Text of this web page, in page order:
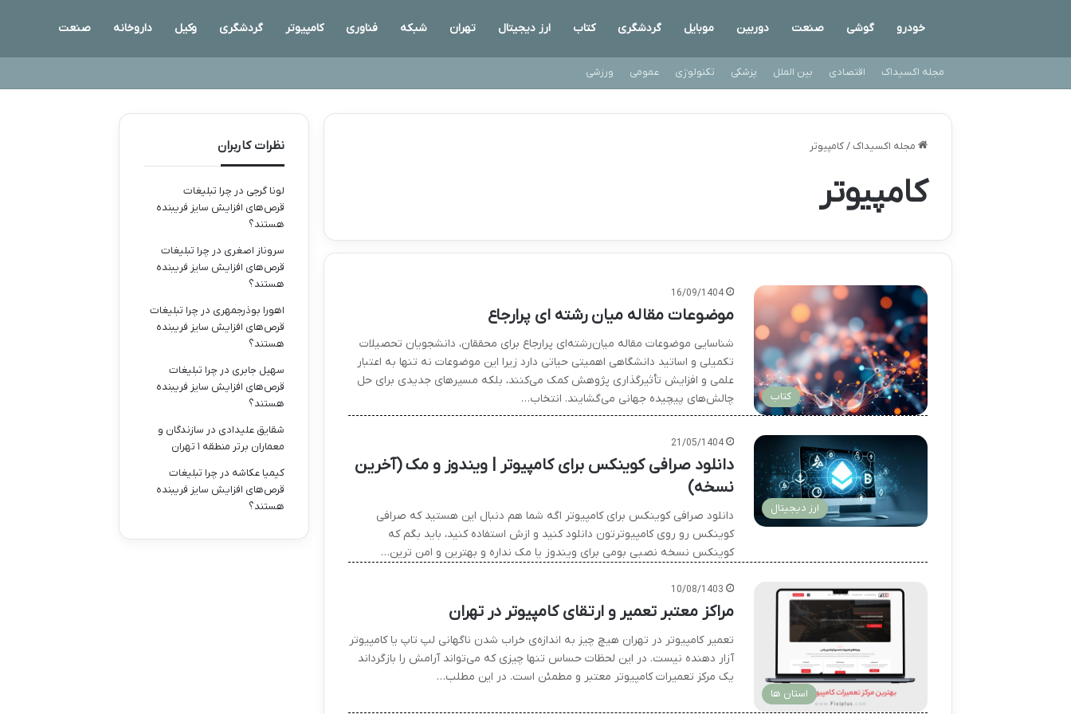
خودرو گوشی صنعت دوربین موبایل گردشگری کتاب ارز دیجیتال تهران شبکه فناوری کامپیوتر گردشگری وکیل داروخانه صنعت
مجله اکسیداک اقتصادی بین الملل پزشکی تکنولوژی عمومی ورزشی
مجله اکسیداک / کامپیوتر
کامپیوتر
کتاب
16/09/1404
موضوعات مقاله میان رشته ای پرارجاع
شناسایی موضوعات مقاله میان‌رشته‌ای پرارجاع برای محققان، دانشجویان تحصیلات
تکمیلی و اساتید دانشگاهی اهمیتی حیاتی دارد زیرا این موضوعات نه تنها به اعتبار
علمی و افزایش تأثیرگذاری پژوهش کمک می‌کنند، بلکه مسیرهای جدیدی برای حل
چالش‌های پیچیده جهانی می‌گشایند. انتخاب…
ارز دیجیتال
21/05/1404
دانلود صرافی کوینکس برای کامپیوتر | ویندوز و مک (آخرین
نسخه)
دانلود صرافی کوینکس برای کامپیوتر اگه شما هم دنبال این هستید که صرافی
کوینکس رو روی کامپیوترتون دانلود کنید و ازش استفاده کنید، باید بگم که
کوینکس نسخه نصبی بومی برای ویندوز یا مک نداره و بهترین و امن ترین…
استان ها
10/08/1403
مراکز معتبر تعمیر و ارتقای کامپیوتر در تهران
تعمیر کامپیوتر در تهران هیچ چیز به اندازه‌ی خراب شدن ناگهانی لپ ‌تاپ یا کامپیوتر
آزار دهنده نیست. در این لحظات حساس تنها چیزی که می‌تواند آرامش را بازگرداند
یک مرکز تعمیرات کامپیوتر معتبر و مطمئن است. در این مطلب…
نظرات کاربران
لونا گرجی در چرا تبلیغات
قرص‌های افزایش سایز فریبنده
هستند؟
سروناز اصغری در چرا تبلیغات
قرص‌های افزایش سایز فریبنده
هستند؟
اهورا بوذرجمهری در چرا تبلیغات
قرص‌های افزایش سایز فریبنده
هستند؟
سهیل جابری در چرا تبلیغات
قرص‌های افزایش سایز فریبنده
هستند؟
شقایق علیدادی در سازندگان و
معماران برتر منطقه ۱ تهران
کیمیا عکاشه در چرا تبلیغات
قرص‌های افزایش سایز فریبنده
هستند؟